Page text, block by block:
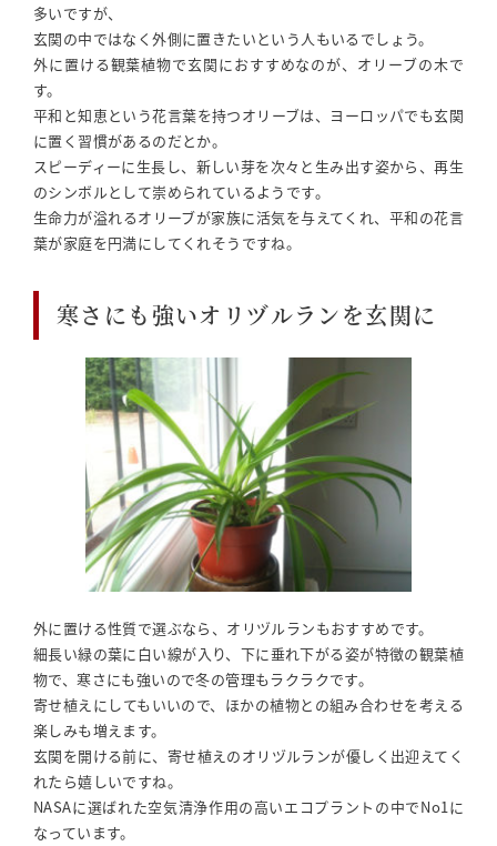
多いですが、
玄関の中ではなく外側に置きたいという人もいるでしょう。
外に置ける観葉植物で玄関におすすめなのが、オリーブの木で
す。
平和と知恵という花言葉を持つオリーブは、ヨーロッパでも玄関
に置く習慣があるのだとか。
スピーディーに生長し、新しい芽を次々と生み出す姿から、再生
のシンボルとして崇められているようです。
生命力が溢れるオリーブが家族に活気を与えてくれ、平和の花言
葉が家庭を円満にしてくれそうですね。
寒さにも強いオリヅルランを玄関に
外に置ける性質で選ぶなら、オリヅルランもおすすめです。
細長い緑の葉に白い線が入り、下に垂れ下がる姿が特徴の観葉植
物で、寒さにも強いので冬の管理もラクラクです。
寄せ植えにしてもいいので、ほかの植物との組み合わせを考える
楽しみも増えます。
玄関を開ける前に、寄せ植えのオリヅルランが優しく出迎えてく
れたら嬉しいですね。
NASAに選ばれた空気清浄作用の高いエコプラントの中でNo1に
なっています。